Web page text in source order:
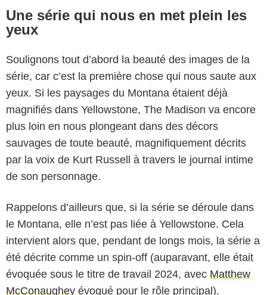
Une série qui nous en met plein les
yeux
Soulignons tout d’abord la beauté des images de la
série, car c’est la première chose qui nous saute aux
yeux. Si les paysages du Montana étaient déjà
magnifiés dans Yellowstone, The Madison va encore
plus loin en nous plongeant dans des décors
sauvages de toute beauté, magnifiquement décrits
par la voix de Kurt Russell à travers le journal intime
de son personnage.
Rappelons d’ailleurs que, si la série se déroule dans
le Montana, elle n’est pas liée à Yellowstone. Cela
intervient alors que, pendant de longs mois, la série a
été décrite comme un spin-off (auparavant, elle était
évoquée sous le titre de travail 2024, avec Matthew
McConaughey évoqué pour le rôle principal).